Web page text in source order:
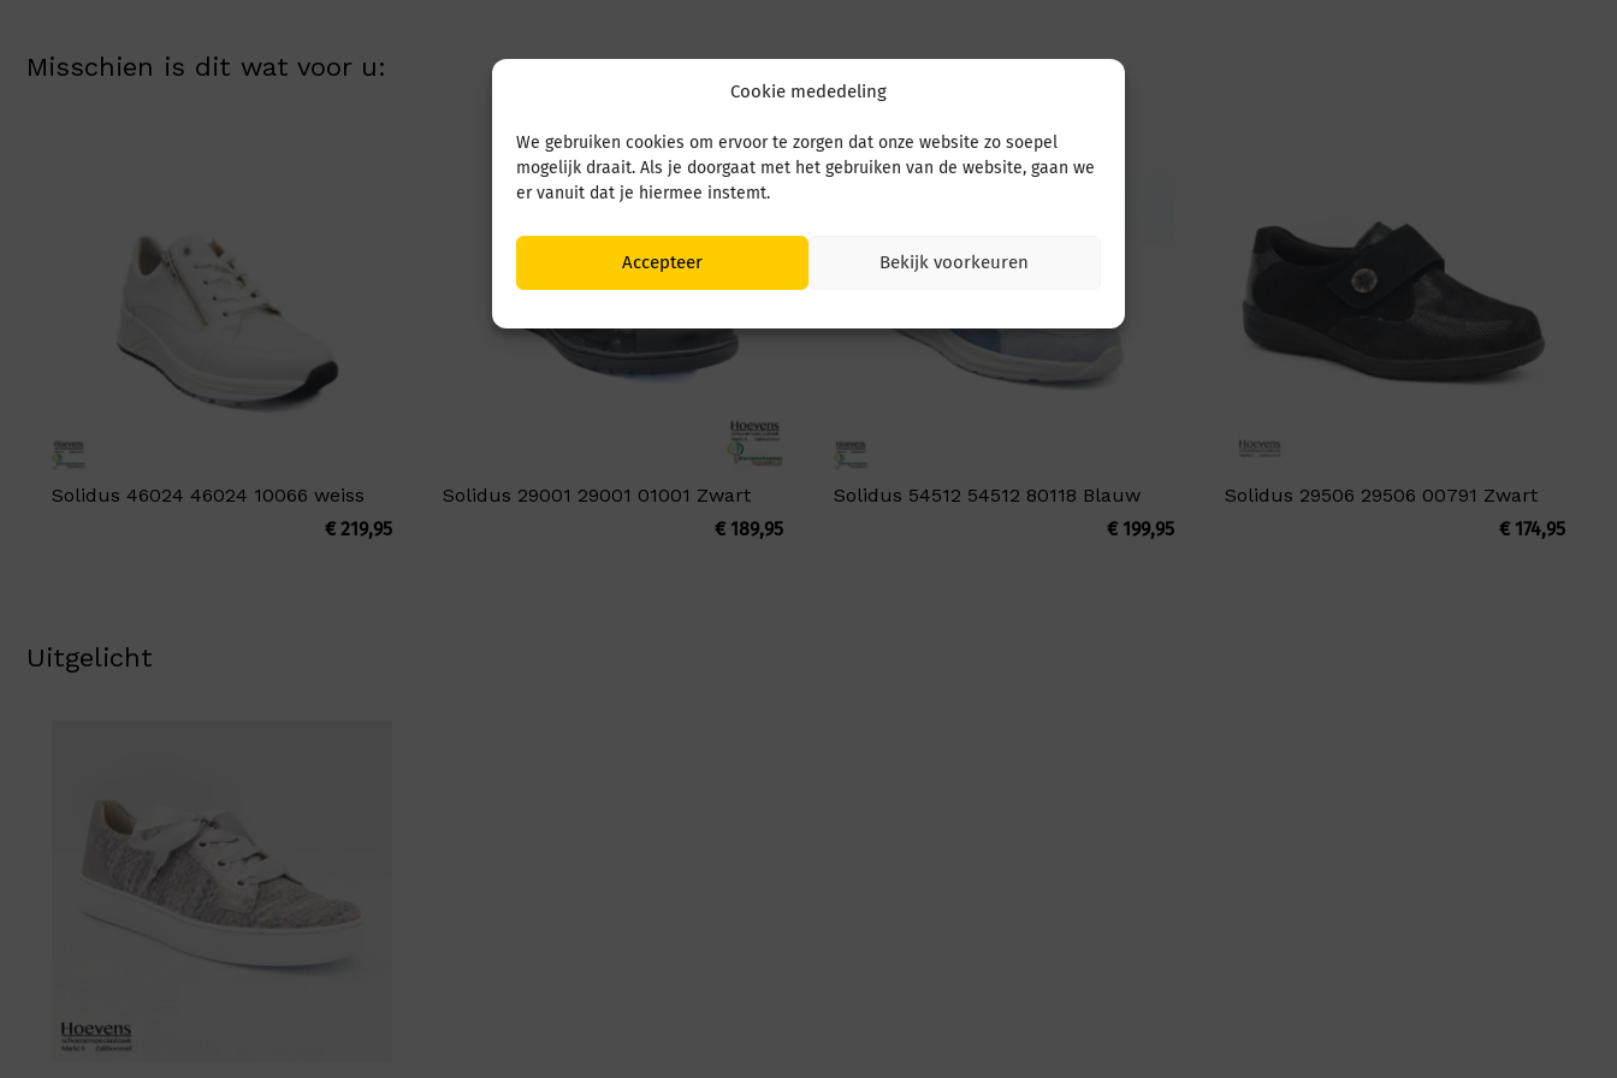
Cookie mededeling
We gebruiken cookies om ervoor te zorgen dat onze website zo soepel
mogelijk draait. Als je doorgaat met het gebruiken van de website, gaan we
er vanuit dat je hiermee instemt.
Accepteer Bekijk voorkeuren
Misschien is dit wat voor u:
Solidus 46024 46024 10066 weiss
€219,95
Solidus 29001 29001 01001 Zwart
€189,95
Solidus 54512 54512 80118 Blauw
€199,95
Solidus 29506 29506 00791 Zwart
€174,95
Uitgelicht